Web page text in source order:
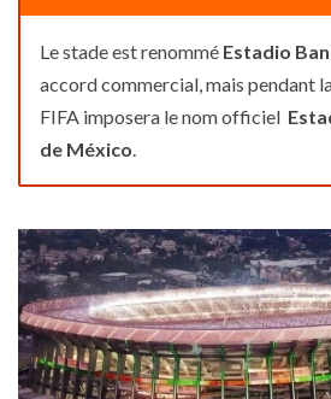
Le stade est renommé Estadio
accord commercial, mais pendant
FIFA imposera le nom officiel
de México